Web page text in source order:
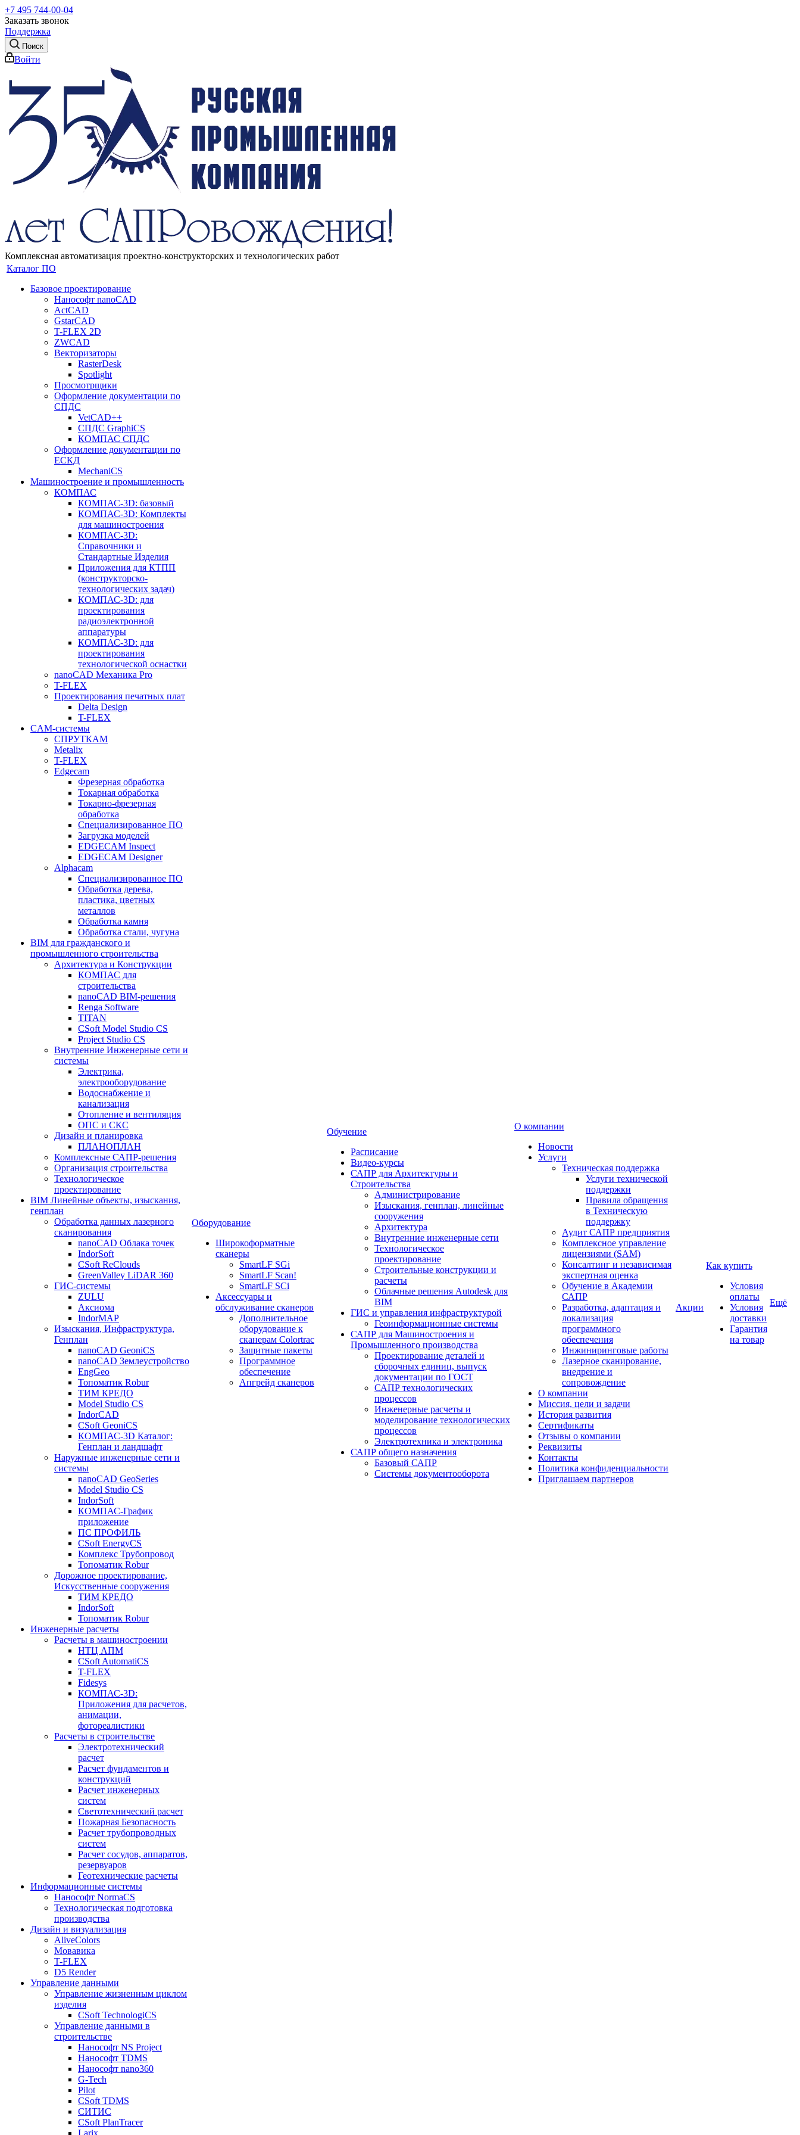
+7 495 744-00-04
Заказать звонок
Поддержка
Поиск
Войти
Комплексная автоматизация проектно-конструкторских и технологических работ
Каталог ПО
Базовое проектирование
Нанософт nanoCAD
ActCAD
GstarCAD
T-FLEX 2D
ZWCAD
Векторизаторы
RasterDesk
Spotlight
Просмотрщики
Оформление документации по
СПДС
VetCAD++
СПДС GraphiCS
КОМПАС СПДС
Оформление документации по
ЕСКД
MechaniCS
Машиностроение и промышленность
КОМПАС
КОМПАС-3D: базовый
КОМПАС-3D: Комплекты
для машиностроения
КОМПАС-3D:
Справочники и
Стандартные Изделия
Приложения для КТПП
(конструкторско-
технологических задач)
КОМПАС-3D: для
проектирования
радиоэлектронной
аппаратуры
КОМПАС-3D: для
проектирования
технологической оснастки
nanoCAD Механика Pro
T-FLEX
Проектирования печатных плат
Delta Design
T-FLEX
CAM-системы
СПРУТКAM
Metalix
T-FLEX
Edgecam
Фрезерная обработка
Токарная обработка
Токарно-фрезерная
обработка
Специализированное ПО
Загрузка моделей
EDGECAM Inspect
EDGECAM Designer
Alphacam
Специализированное ПО
Обработка дерева,
пластика, цветных
металлов
Обработка камня
Обработка стали, чугуна
BIM для гражданского и
промышленного строительства
Архитектура и Конструкции
КОМПАС для
строительства
nanoCAD BIM-решения
Renga Software
TITAN
CSoft Model Studio CS
Project Studio CS
Внутренние Инженерные сети и
системы
Электрика,
электрооборудование
Водоснабжение и
канализация
Отопление и вентиляция
ОПС и СКС
Дизайн и планировка
ПЛАНОПЛАН
Комплексные САПР-решения
Организация строительства
Технологическое
проектирование
BIM Линейные объекты, изыскания,
генплан
Обработка данных лазерного
сканирования
nanoCAD Облака точек
IndorSoft
CSoft ReClouds
GreenValley LiDAR 360
ГИС-системы
ZULU
Аксиома
IndorMAP
Изыскания, Инфраструктура,
Генплан
nanoCAD GeoniCS
nanoCAD Землеустройство
EngGeo
Топоматик Robur
ТИМ КРЕДО
Model Studio CS
IndorCAD
CSoft GeoniCS
КОМПАС-3D Каталог:
Генплан и ландшафт
Наружные инженерные сети и
системы
nanoCAD GeoSeries
Model Studio CS
IndorSoft
КОМПАС-График
приложение
ПС ПРОФИЛЬ
CSoft EnergyCS
Комплекс Трубопровод
Топоматик Robur
Дорожное проектирование,
Искусственные сооружения
ТИМ КРЕДО
IndorSoft
Топоматик Robur
Инженерные расчеты
Расчеты в машиностроении
НТЦ АПМ
CSoft AutomatiCS
T-FLEX
Fidesys
КОМПАС-3D:
Приложения для расчетов,
анимации,
фотореалистики
Расчеты в строительстве
Электротехнический
расчет
Расчет фундаментов и
конструкций
Расчет инженерных
систем
Светотехнический расчет
Пожарная Безопасность
Расчет трубопроводных
систем
Расчет сосудов, аппаратов,
резервуаров
Геотехнические расчеты
Информационные системы
Нанософт NormaCS
Технологическая подготовка
производства
Дизайн и визуализация
AliveColors
Мовавика
T-FLEX
D5 Render
Управление данными
Управление жизненным циклом
изделия
CSoft TechnologiCS
Управление данными в
строительстве
Нанософт NS Project
Нанософт TDMS
Нанософт nano360
G-Tech
Pilot
CSoft TDMS
СИТИС
CSoft PlanTracer
Larix
Оборудование
Широкоформатные
сканеры
SmartLF SGi
SmartLF Scan!
SmartLF SCi
Аксессуары и
обслуживание сканеров
Дополнительное
оборудование к
сканерам Colortrac
Защитные пакеты
Программное
обеспечение
Апгрейд сканеров
Обучение
Расписание
Видео-курсы
САПР для Архитектуры и
Строительства
Администрирование
Изыскания, генплан, линейные
сооружения
Архитектура
Внутренние инженерные сети
Технологическое
проектирование
Строительные конструкции и
расчеты
Облачные решения Autodesk для
BIM
ГИС и управления инфраструктурой
Геоинформационные системы
САПР для Машиностроения и
Промышленного производства
Проектирование деталей и
сборочных единиц, выпуск
документации по ГОСТ
САПР технологических
процессов
Инженерные расчеты и
моделирование технологических
процессов
Электротехника и электроника
САПР общего назначения
Базовый САПР
Системы документооборота
О компании
Новости
Услуги
Техническая поддержка
Услуги технической
поддержки
Правила обращения
в Техническую
поддержку
Аудит САПР предприятия
Комплексное управление
лицензиями (SAM)
Консалтинг и независимая
экспертная оценка
Обучение в Академии
САПР
Разработка, адаптация и
локализация
программного
обеспечения
Инжиниринговые работы
Лазерное сканирование,
внедрение и
сопровождение
О компании
Миссия, цели и задачи
История развития
Сертификаты
Отзывы о компании
Реквизиты
Контакты
Политика конфиденциальности
Приглашаем партнеров
Акции
Как купить
Условия
оплаты
Условия
доставки
Гарантия
на товар
Ещё